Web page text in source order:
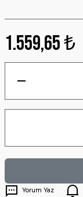
1.559,65 ₺
Yorum Yaz